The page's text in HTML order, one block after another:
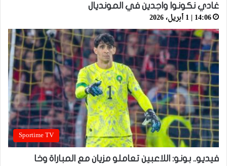
غادي نكونوا واجدين في المونديال
14:06 | 1 أبريل، 2026
Sportime TV
فيديو.. بونو: اللاعبين تعاملو مزيان مع المباراة وخا